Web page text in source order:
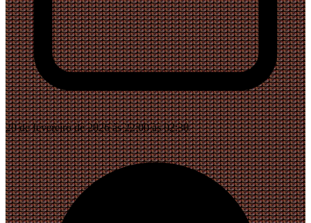
20 de fevereiro de 2026 às 22:00 às 02:30